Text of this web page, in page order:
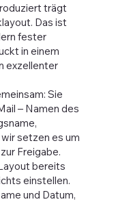
trägt
Das ist
fester
in einem
exzellenter
Sie
– Namen des
setzen es um
Freigabe.
bereits
einstellen.
und Datum,